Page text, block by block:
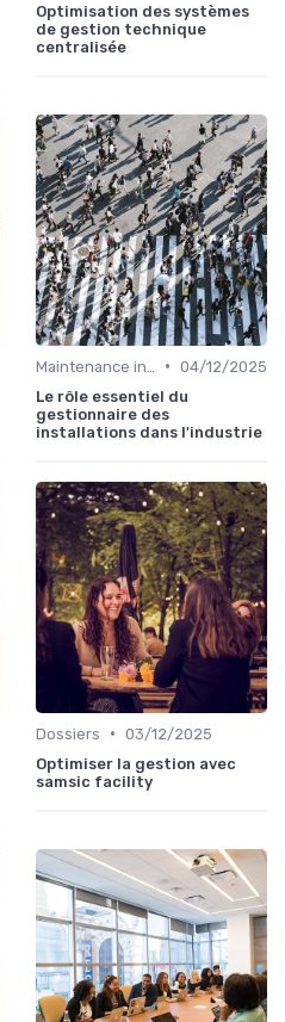
Optimisation des systèmes
de gestion technique
centralisée
• 04/12/2025
Le rôle essentiel du
gestionnaire des
installations dans l'industrie
Dossiers • 03/12/2025
Optimiser la gestion avec
samsic facility